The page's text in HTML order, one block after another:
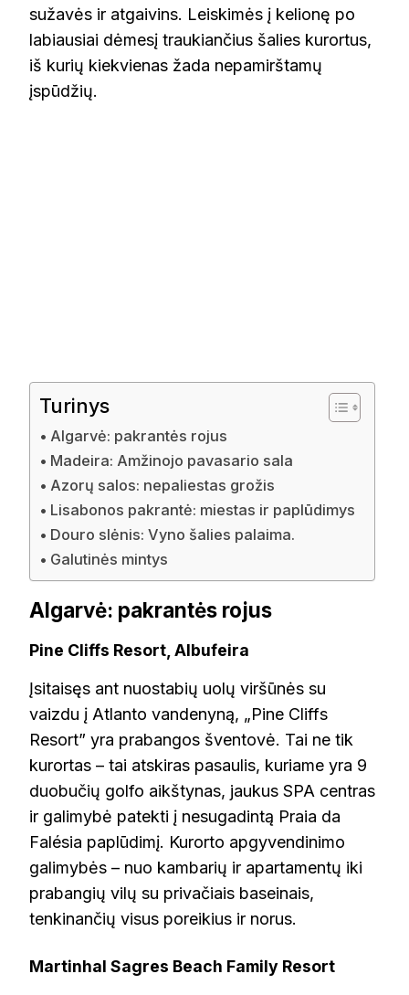
sužavės ir atgaivins. Leiskimės į kelionę po
labiausiai dėmesį traukiančius šalies kurortus,
iš kurių kiekvienas žada nepamirštamų
įspūdžių.
Turinys
Algarvė: pakrantės rojus
Madeira: Amžinojo pavasario sala
Azorų salos: nepaliestas grožis
Lisabonos pakrantė: miestas ir paplūdimys
Douro slėnis: Vyno šalies palaima.
Galutinės mintys
Algarvė: pakrantės rojus
Pine Cliffs Resort, Albufeira
Įsitaisęs ant nuostabių uolų viršūnės su
vaizdu į Atlanto vandenyną, „Pine Cliffs
Resort” yra prabangos šventovė. Tai ne tik
kurortas – tai atskiras pasaulis, kuriame yra 9
duobučių golfo aikštynas, jaukus SPA centras
ir galimybė patekti į nesugadintą Praia da
Falésia paplūdimį. Kurorto apgyvendinimo
galimybės – nuo kambarių ir apartamentų iki
prabangių vilų su privačiais baseinais,
tenkinančių visus poreikius ir norus.
Martinhal Sagres Beach Family Resort